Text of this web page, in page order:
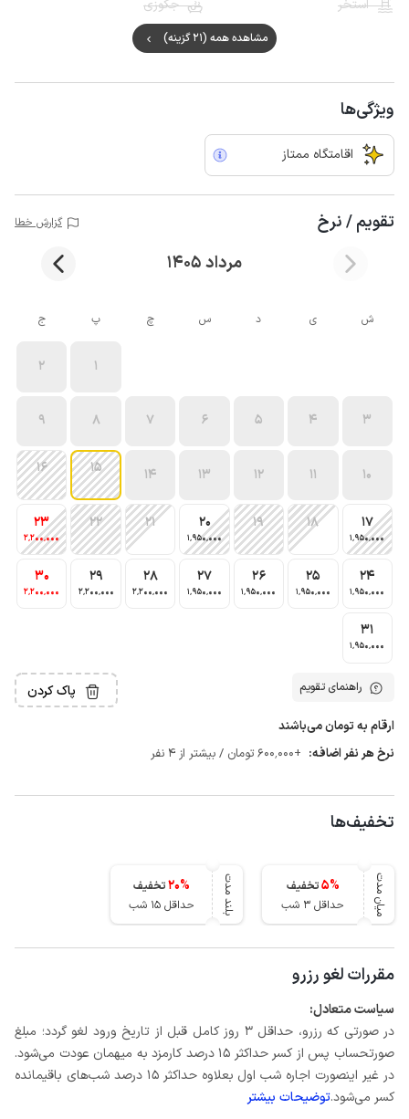
استخر
جکوزی
مشاهده همه (21 گزینه)
ویژگی‌ها
اقامتگاه ممتاز
تقویم / نرخ گزارش خطا
مرداد 1405
ش ی د س چ پ ج
1
2
3
4
5
6
7
8
9
10
11
12
13
14
15
16
17
1٬950٬000
18
19
20
1٬950٬000
21
22
23
2٬200٬000
24
1٬950٬000
25
1٬950٬000
26
1٬950٬000
27
1٬950٬000
28
2٬200٬000
29
2٬200٬000
30
2٬200٬000
31
1٬950٬000
راهنمای تقویم پاک کردن
ارقام به تومان می‌باشند
نرخ هر نفر اضافه: +600٬000 تومان / بیشتر از 4 نفر
تخفیف‌ها
میان مدت 5%
تخفیف
حداقل 3 شب
بلند مدت 20%
تخفیف
حداقل 15 شب
مقررات لغو رزرو
سیاست متعادل:
در صورتی که رزرو، حداقل 3 روز کامل قبل از تاریخ ورود لغو گردد؛ مبلغ
صورتحساب پس از کسر حداکثر 15 درصد کارمزد به میهمان عودت می‌شود.
در غیر اینصورت اجاره شب اول بعلاوه حداکثر 15 درصد شب‌های باقیمانده
کسر می‌شود.توضیحات بیشتر